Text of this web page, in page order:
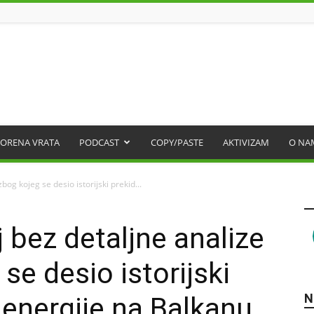
VRATA PODCAST COPY/PASTE AKTIVIZAM O
kojeg se desio istorijski prekid...
detaljne analize
desio istorijski